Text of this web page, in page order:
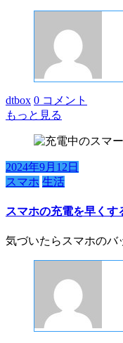
dtbox 0 コメント
もっと見る
2024年9月12日
スマホ 生活
スマホの充電を早くす
気づいたらスマホの